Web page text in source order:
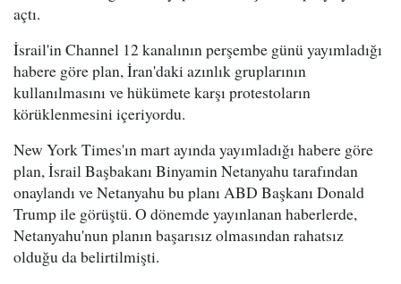
açtı.
İsrail'in Channel 12 kanalının perşembe günü yayımladığı
habere göre plan, İran'daki azınlık gruplarının
kullanılmasını ve hükümete karşı protestoların
körüklenmesini içeriyordu.
New York Times'ın mart ayında yayımladığı habere göre
plan, İsrail Başbakanı Binyamin Netanyahu tarafından
onaylandı ve Netanyahu bu planı ABD Başkanı Donald
Trump ile görüştü. O dönemde yayınlanan haberlerde,
Netanyahu'nun planın başarısız olmasından rahatsız
olduğu da belirtilmişti.